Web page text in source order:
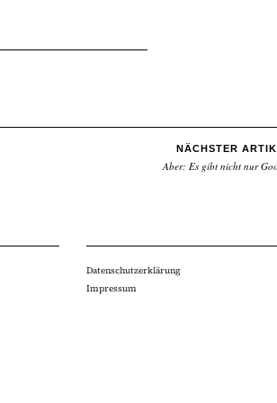
NÄCHSTER
Aber: Es gibt nicht nur
Datenschutzerklärung
Impressum